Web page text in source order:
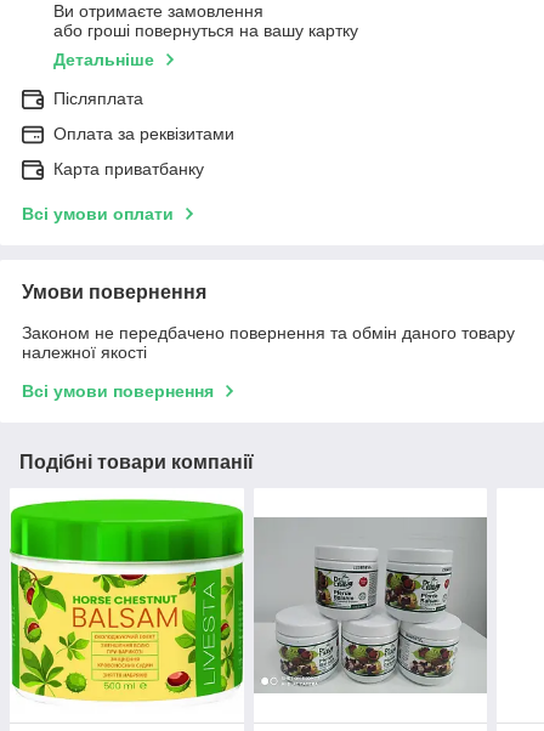
Ви отримаєте замовлення
або гроші повернуться на вашу картку
Детальніше
Післяплата
Оплата за реквізитами
Карта приватбанку
Всі умови оплати
Умови повернення
Законом не передбачено повернення та обмін даного товару
належної якості
Всі умови повернення
Подібні товари компанії